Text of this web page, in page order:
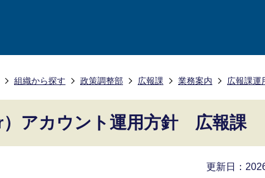
組織から探す 政策調整部 広報課 業務案内 広報課運
）アカウント運用方針 広報課
更新日：